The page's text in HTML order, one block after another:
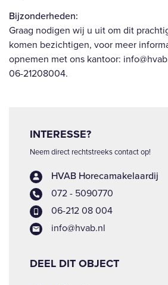
Bijzonderheden:
Graag nodigen wij u uit om dit
komen bezichtigen, voor meer
opnemen met ons kantoor:
06-21208004.
INTERESSE?
Neem direct rechtstreeks contact op!
HVAB Horecamakelaardij
072 - 5090770
06-212 08 004
info@hvab.nl
DEEL DIT OBJECT